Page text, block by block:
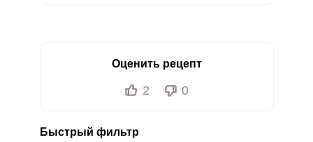
Оценить рецепт
2 0
Быстрый фильтр